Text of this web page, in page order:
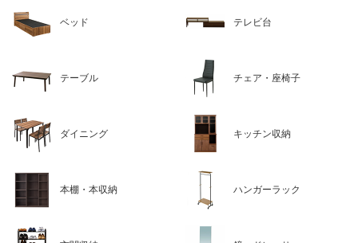
ベッド テレビ台
テーブル チェア・座椅子
ダイニング キッチン収納
本棚・本収納 ハンガーラック